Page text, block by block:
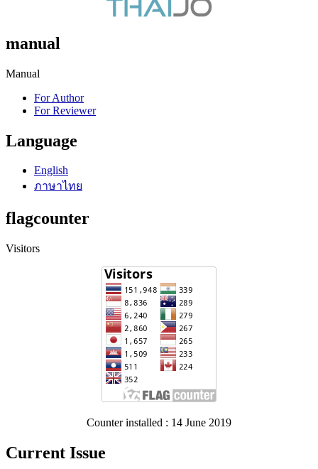
manual
Manual
For Author
For Reviewer
Language
English
ภาษาไทย
flagcounter
Visitors
Counter installed : 14 June 2019
Current Issue